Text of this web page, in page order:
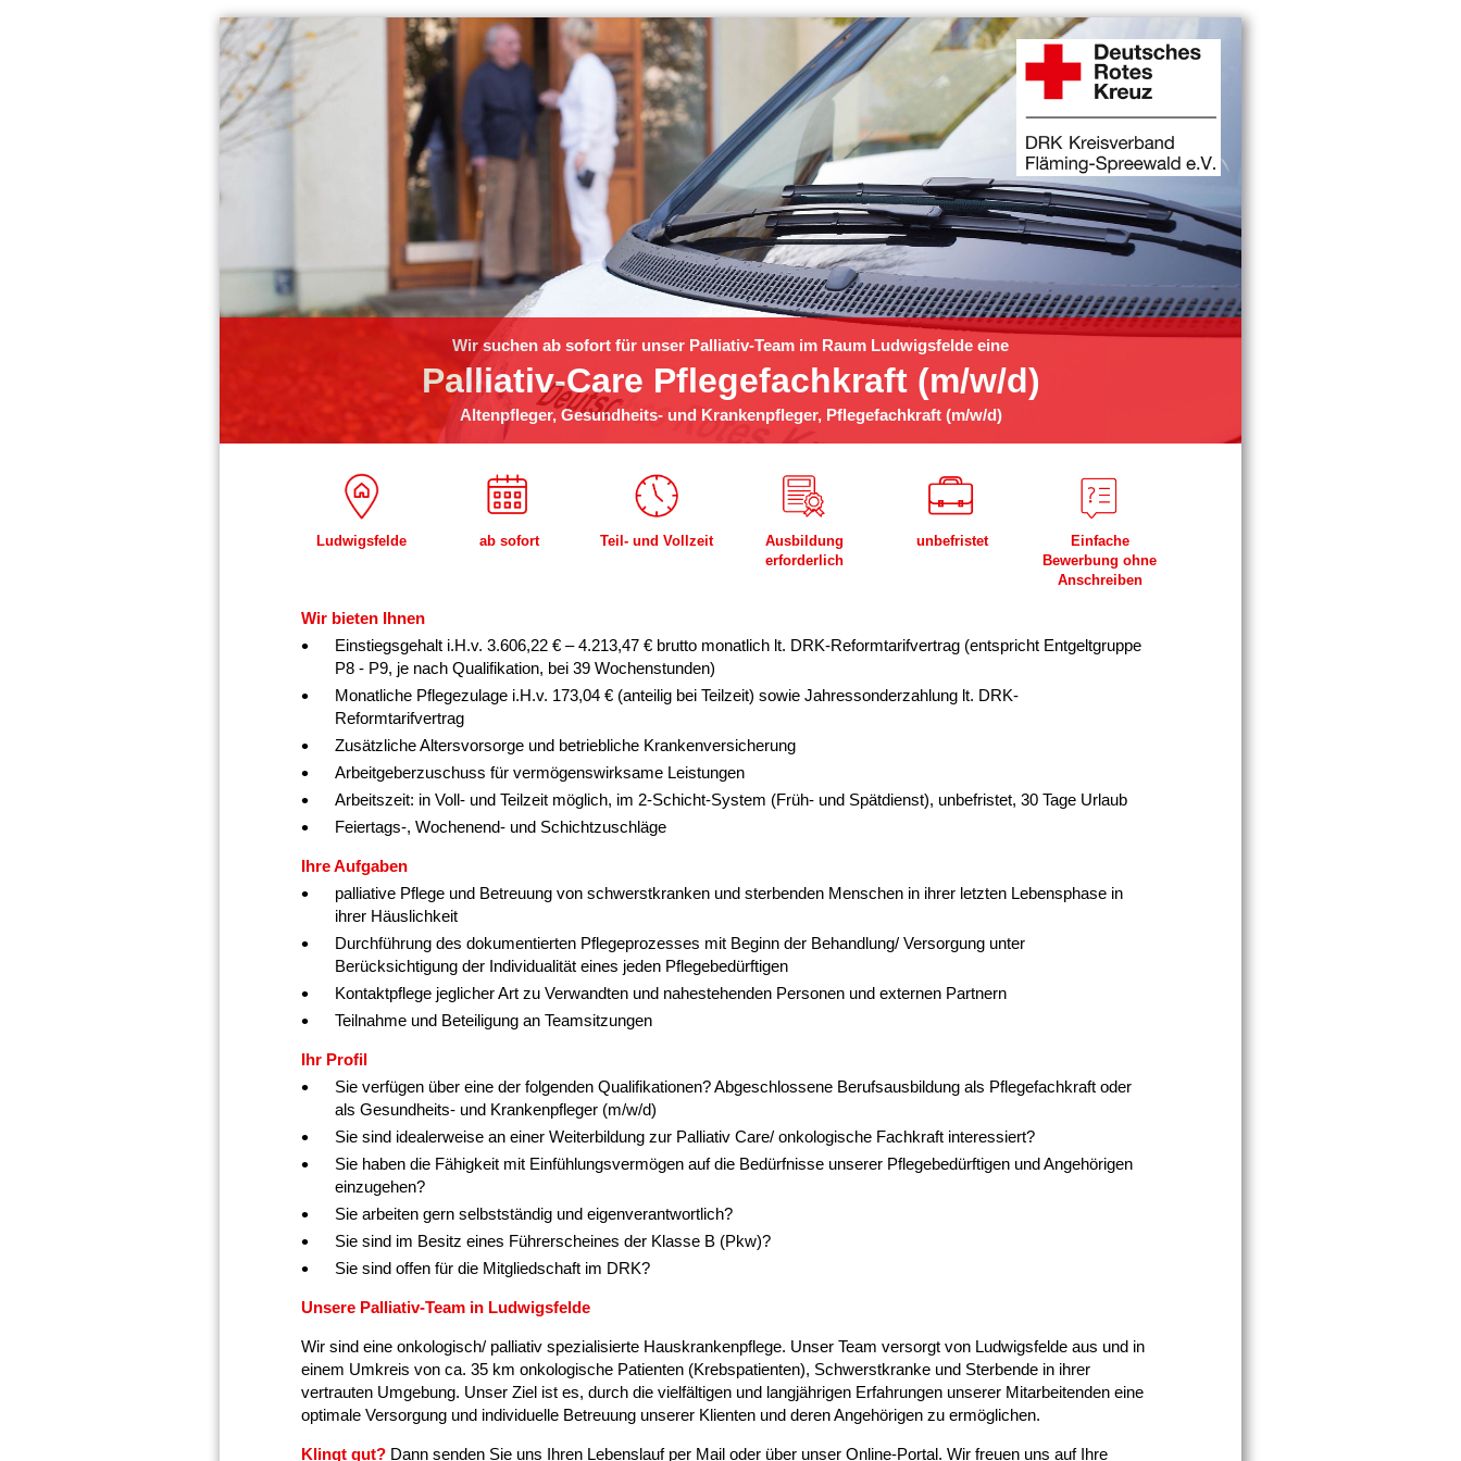
Wir suchen ab sofort für unser Palliativ-Team im Raum Ludwigsfelde eine
Palliativ-Care Pflegefachkraft (m/w/d)
Altenpfleger, Gesundheits- und Krankenpfleger, Pflegefachkraft (m/w/d)
Ludwigsfelde ab sofort Teil- und Vollzeit
Ausbildung
erforderlich
unbefristet
Einfache
Bewerbung ohne
Anschreiben
Wir bieten Ihnen
Einstiegsgehalt i.H.v. 3.606,22 € – 4.213,47 € brutto monatlich lt. DRK-Reformtarifvertrag (entspricht Entgeltgruppe
P8 - P9, je nach Qualifikation, bei 39 Wochenstunden)
Monatliche Pflegezulage i.H.v. 173,04 € (anteilig bei Teilzeit) sowie Jahressonderzahlung lt. DRK-
Reformtarifvertrag
Zusätzliche Altersvorsorge und betriebliche Krankenversicherung
Arbeitgeberzuschuss für vermögenswirksame Leistungen
Arbeitszeit: in Voll- und Teilzeit möglich, im 2-Schicht-System (Früh- und Spätdienst), unbefristet, 30 Tage Urlaub
Feiertags-, Wochenend- und Schichtzuschläge
Ihre Aufgaben
palliative Pflege und Betreuung von schwerstkranken und sterbenden Menschen in ihrer letzten Lebensphase in
ihrer Häuslichkeit
Durchführung des dokumentierten Pflegeprozesses mit Beginn der Behandlung/ Versorgung unter
Berücksichtigung der Individualität eines jeden Pflegebedürftigen
Kontaktpflege jeglicher Art zu Verwandten und nahestehenden Personen und externen Partnern
Teilnahme und Beteiligung an Teamsitzungen
Ihr Profil
Sie verfügen über eine der folgenden Qualifikationen? Abgeschlossene Berufsausbildung als Pflegefachkraft oder
als Gesundheits- und Krankenpfleger (m/w/d)
Sie sind idealerweise an einer Weiterbildung zur Palliativ Care/ onkologische Fachkraft interessiert?
Sie haben die Fähigkeit mit Einfühlungsvermögen auf die Bedürfnisse unserer Pflegebedürftigen und Angehörigen
einzugehen?
Sie arbeiten gern selbstständig und eigenverantwortlich?
Sie sind im Besitz eines Führerscheines der Klasse B (Pkw)?
Sie sind offen für die Mitgliedschaft im DRK?
Unsere Palliativ-Team in Ludwigsfelde
Wir sind eine onkologisch/ palliativ spezialisierte Hauskrankenpflege. Unser Team versorgt von Ludwigsfelde aus und in
einem Umkreis von ca. 35 km onkologische Patienten (Krebspatienten), Schwerstkranke und Sterbende in ihrer
vertrauten Umgebung. Unser Ziel ist es, durch die vielfältigen und langjährigen Erfahrungen unserer Mitarbeitenden eine
optimale Versorgung und individuelle Betreuung unserer Klienten und deren Angehörigen zu ermöglichen.
Klingt gut? Dann senden Sie uns Ihren Lebenslauf per Mail oder über unser Online-Portal. Wir freuen uns auf Ihre